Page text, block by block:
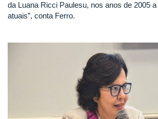
da Luana Ricci Paulesu, nos anos de 2005
atuais”, conta Ferro.